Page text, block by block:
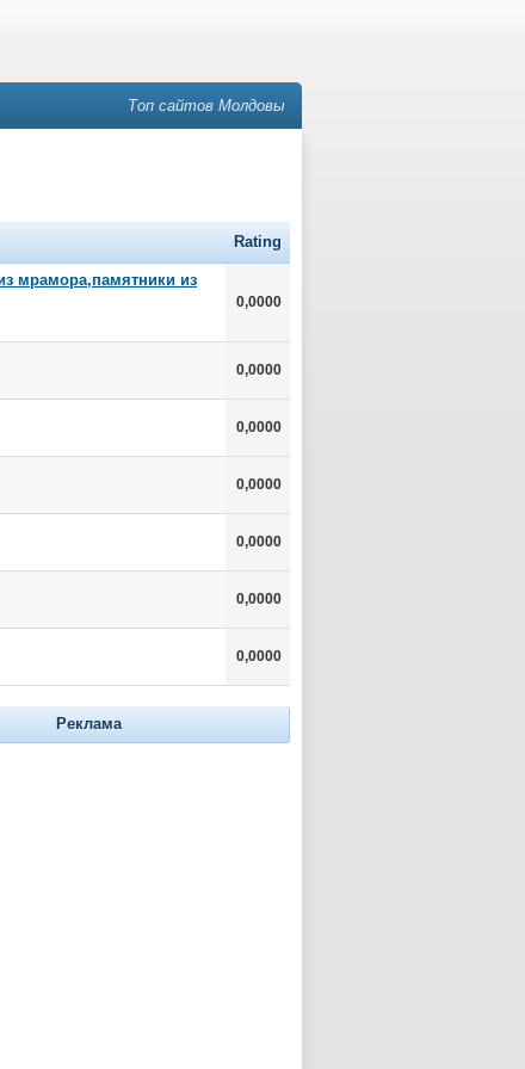
Топ сайтов Молдовы
Rating
мрамора,памятники из
0,0000
0,0000
0,0000
0,0000
0,0000
0,0000
0,0000
Реклама